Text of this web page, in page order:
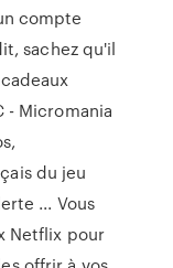
compte
sachez qu'il
- Micromania
du jeu
... Vous
Netflix pour